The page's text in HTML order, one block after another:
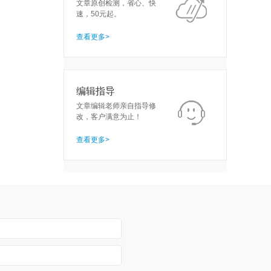
文章原创检测，省心、快
速，50元起。
查看更多>
编辑指导
文章编辑老师亲自指导修
改，客户满意为止！
查看更多>